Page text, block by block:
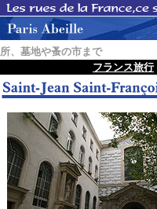
所、墓地や蚤の市まで
フランス旅行